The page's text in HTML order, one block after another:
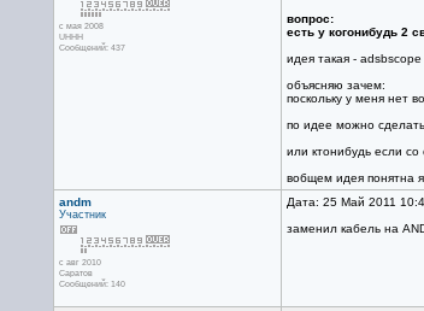
с мая 2008
UHHH
Сообщений: 437
вопрос:
есть у когонибудь 2
идея такая -
объясняю зачем:
поскольку у меня нет
по идее можно сделать
или ктонибудь если
вобщем идея понятна
andm
Участник
с авг 2010
Саратов
Сообщений: 140
Дата: 25 Май 2011
заменил кабель на